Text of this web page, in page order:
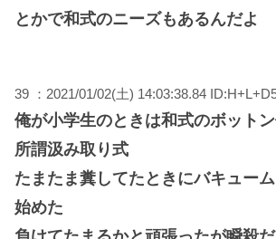
とかで和式のニーズもあるんだよ
39 ：2021/01/02(土) 14:03:38.84
俺が小学生のときは和式のボット
所謂汲み取り式
たまたま糞してたときにバキュー
始めた